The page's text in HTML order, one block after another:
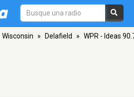
Wisconsin » Delafield » WPR - Ideas